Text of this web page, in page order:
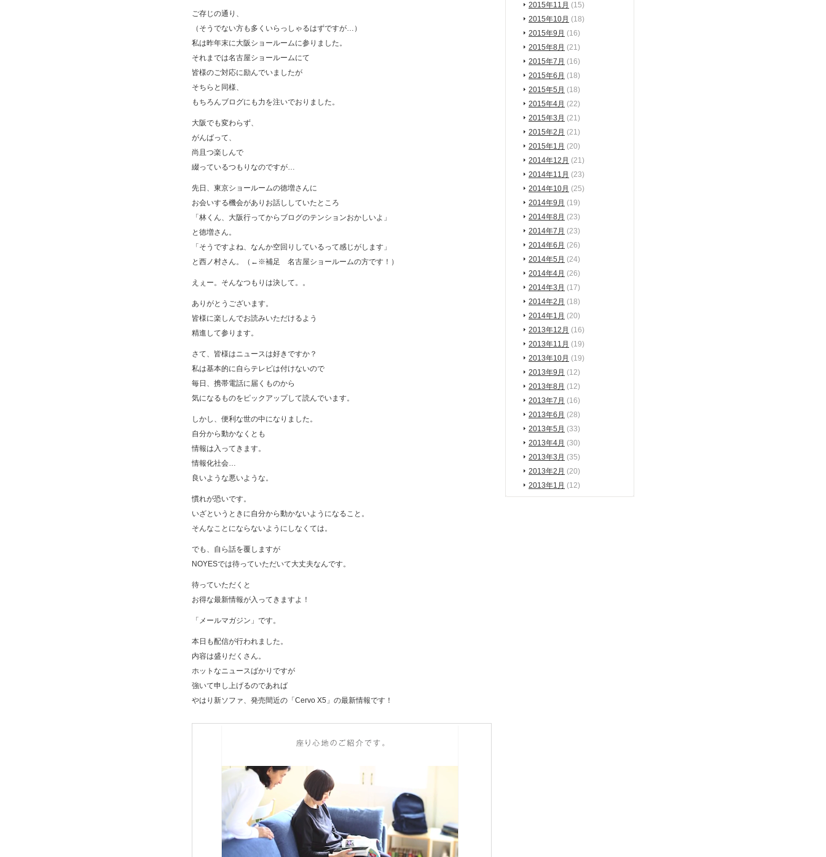
ご存じの通り、
（そうでない方も多くいらっしゃるはずですが…）
私は昨年末に大阪ショールームに参りました。
それまでは名古屋ショールームにて
皆様のご対応に励んでいましたが
そちらと同様、
もちろんブログにも力を注いでおりました。
大阪でも変わらず、
がんばって、
尚且つ楽しんで
綴っているつもりなのですが…
先日、東京ショールームの徳増さんに
お会いする機会がありお話ししていたところ
「林くん、大阪行ってからブログのテンションおかしいよ」
と徳増さん。
「そうですよね、なんか空回りしているって感じがします」
と西ノ村さん。（←※補足 名古屋ショールームの方です！）
えぇー。そんなつもりは決して。。
ありがとうございます。
皆様に楽しんでお読みいただけるよう
精進して参ります。
さて、皆様はニュースは好きですか？
私は基本的に自らテレビは付けないので
毎日、携帯電話に届くものから
気になるものをピックアップして読んでいます。
しかし、便利な世の中になりました。
自分から動かなくとも
情報は入ってきます。
情報化社会…
良いような悪いような。
慣れが恐いです。
いざというときに自分から動かないようになること。
そんなことにならないようにしなくては。
でも、自ら話を覆しますが
NOYESでは待っていただいて大丈夫なんです。
待っていただくと
お得な最新情報が入ってきますよ！
「メールマガジン」です。
本日も配信が行われました。
内容は盛りだくさん。
ホットなニュースばかりですが
強いて申し上げるのであれば
やはり新ソファ、発売間近の「Cervo X5」の最新情報です！
2015年11月 (15)
2015年10月 (18)
2015年9月 (16)
2015年8月 (21)
2015年7月 (16)
2015年6月 (18)
2015年5月 (18)
2015年4月 (22)
2015年3月 (21)
2015年2月 (21)
2015年1月 (20)
2014年12月 (21)
2014年11月 (23)
2014年10月 (25)
2014年9月 (19)
2014年8月 (23)
2014年7月 (23)
2014年6月 (26)
2014年5月 (24)
2014年4月 (26)
2014年3月 (17)
2014年2月 (18)
2014年1月 (20)
2013年12月 (16)
2013年11月 (19)
2013年10月 (19)
2013年9月 (12)
2013年8月 (12)
2013年7月 (16)
2013年6月 (28)
2013年5月 (33)
2013年4月 (30)
2013年3月 (35)
2013年2月 (20)
2013年1月 (12)